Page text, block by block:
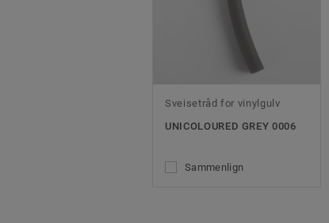
Sveisetråd for vinylgulv
UNICOLOURED GREY 0006
Sammenlign